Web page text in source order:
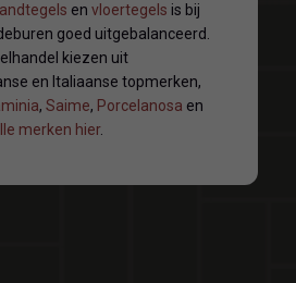
en vloertegels is bij
goed uitgebalanceerd.
kiezen uit
en Italiaanse topmerken,
, Saime, Porcelanosa en
merken hier.